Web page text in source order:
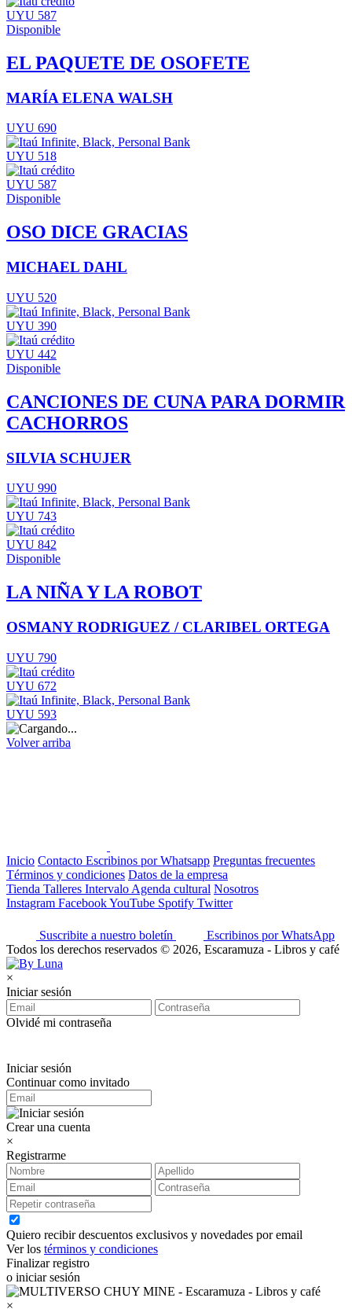
UYU 587
Disponible
EL PAQUETE DE OSOFETE
MARÍA ELENA WALSH
UYU 690
UYU 518
UYU 587
Disponible
OSO DICE GRACIAS
MICHAEL DAHL
UYU 520
UYU 390
UYU 442
Disponible
CANCIONES DE CUNA PARA DORMIR
CACHORROS
SILVIA SCHUJER
UYU 990
UYU 743
UYU 842
Disponible
LA NIÑA Y LA ROBOT
OSMANY RODRIGUEZ / CLARIBEL ORTEGA
UYU 790
UYU 672
UYU 593
Volver arriba
Inicio Contacto Escribinos por Whatsapp Preguntas frecuentes
Términos y condiciones Datos de la empresa
Tienda Talleres Intervalo Agenda cultural Nosotros
Instagram FacebookYouTube Spotify Twitter
Suscribite a nuestro boletín
Escribinos por WhatsApp
Todos los derechos reservados © 2026, Escaramuza - Libros y café
×
Iniciar sesión
Olvidé mi contraseña
Iniciar sesión
Continuar como invitado
Crear una cuenta
×
Registrarme
Quiero recibir descuentos exclusivos y novedades por email
Ver los términos y condiciones
Finalizar registro
o iniciar sesión
×